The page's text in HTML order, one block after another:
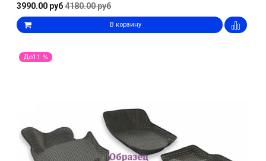
3990.00 руб4180.00 руб
В корзину
До11 %